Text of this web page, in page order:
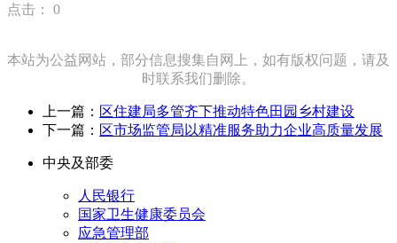
点击： 0
本站为公益网站，部分信息搜集自网上，如有版权问题，请及
时联系我们删除。
上一篇： 区住建局多管齐下推动特色田园乡村建设
下一篇： 区市场监管局以精准服务助力企业高质量发展
中央及部委
人民银行
国家卫生健康委员会
应急管理部